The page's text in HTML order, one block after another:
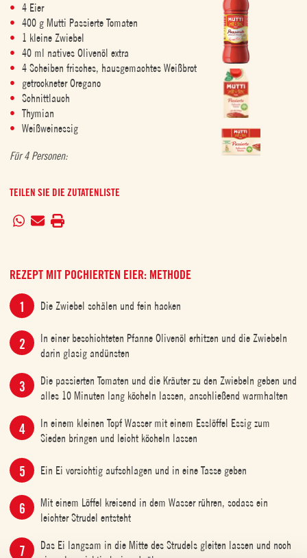
4 Eier
400 g Mutti Passierte Tomaten
1 kleine Zwiebel
40 ml natives Olivenöl extra
4 Scheiben frisches, hausgemachtes Weißbrot
getrockneter Oregano
Schnittlauch
Thymian
Weißweinessig
Für 4 Personen:
TEILEN SIE DIE ZUTATENLISTE
REZEPT MIT POCHIERTEN EIER: METHODE
Die Zwiebel schälen und fein hacken
In einer beschichteten Pfanne Olivenöl erhitzen und die Zwiebeln
darin glasig andünsten
Die passierten Tomaten und die Kräuter zu den Zwiebeln geben und
alles 10 Minuten lang köcheln lassen, anschließend warmhalten
In einem kleinen Topf Wasser mit einem Esslöffel Essig zum
Sieden bringen und leicht köcheln lassen
Ein Ei vorsichtig aufschlagen und in eine Tasse geben
Mit einem Löffel kreisend in dem Wasser rühren, sodass ein
leichter Strudel entsteht
Das Ei langsam in die Mitte des Strudels gleiten lassen und noch